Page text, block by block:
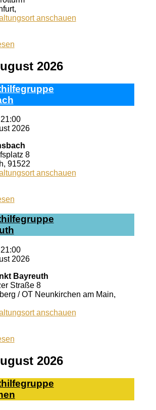
,
anschauen
2026
21:00
2026
8
, 91522
anschauen
21:00
2026
Bayreuth
Straße 8
/ OT Neunkirchen am Main,
anschauen
2026